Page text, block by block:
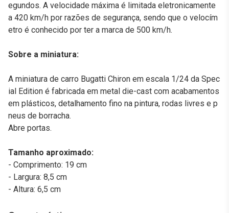
egundos. A velocidade máxima é limitada eletronicamente
a 420 km/h por razões de segurança, sendo que o velocím
etro é conhecido por ter a marca de 500 km/h.
Sobre a miniatura:
A miniatura de carro Bugatti Chiron em escala 1/24 da Spec
ial Edition é fabricada em metal die-cast com acabamentos
em plásticos, detalhamento fino na pintura, rodas livres e p
neus de borracha.
Abre portas.
Tamanho aproximado:
- Comprimento: 19 cm
- Largura: 8,5 cm
- Altura: 6,5 cm